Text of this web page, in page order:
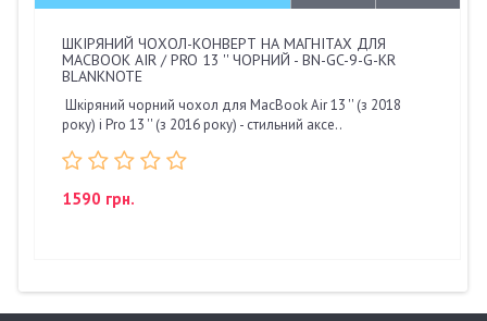
ШКІРЯНИЙ ЧОХОЛ-КОНВЕРТ НА МАГНІТАХ ДЛЯ
MACBOOK AIR / PRO 13 '' ЧОРНИЙ - BN-GC-9-G-KR
BLANKNOTE
Шкіряний чорний чохол для MacBook Air 13 '' (з 2018
року) і Pro 13 '' (з 2016 року) - стильний аксе..
1590 грн.